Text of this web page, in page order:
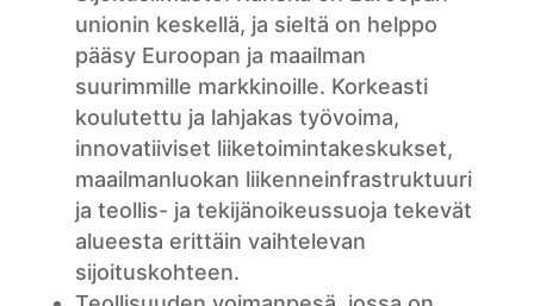
unionin keskellä, ja sieltä on helppo
pääsy Euroopan ja maailman
suurimmille markkinoille. Korkeasti
koulutettu ja lahjakas työvoima,
innovatiiviset liiketoimintakeskukset,
maailmanluokan liikenneinfrastruktuuri
ja teollis- ja tekijänoikeussuoja tekevät
alueesta erittäin vaihtelevan
sijoituskohteen.